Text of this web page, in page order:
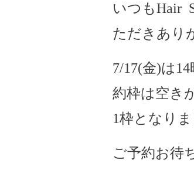
いつもHair
ただきあり
7/17(金)は
約枠は空き
1枠となり
ご予約お待